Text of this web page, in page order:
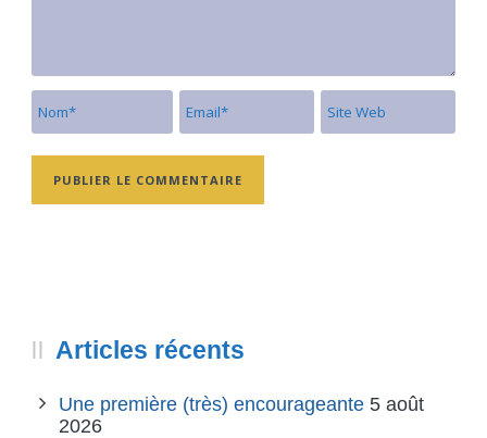
Articles récents
Une première (très) encourageante 5 août
2026